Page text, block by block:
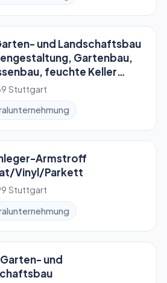
und Landschaftsbau
Gartenbau,
feuchte Keller
uvm. in 70439 Stuttgart
Stuttgart
Armstroff
Vinyl/Parkett
Stuttgart
und